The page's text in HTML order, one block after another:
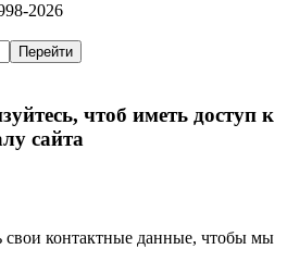
2026
чтоб иметь доступ к
сайта
свои контактные данные, чтобы мы